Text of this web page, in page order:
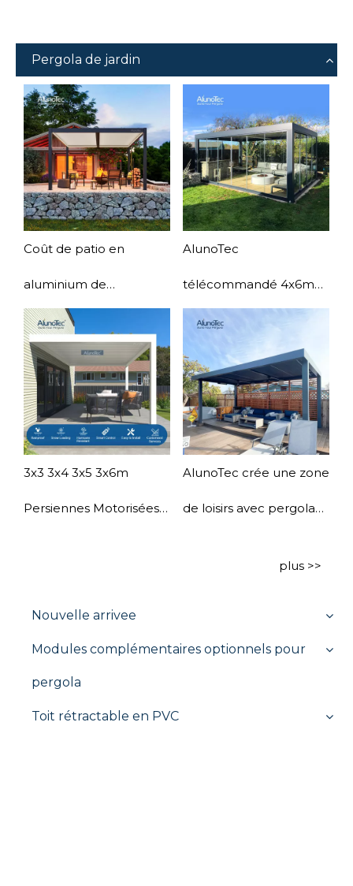
Pergola de jardin
Coût de patio en
aluminium de
belvédère de pergola
de persiennes de toit
réglables en aluminium
extérieures d'AlunoTec
AlunoTec
télécommandé 4x6m
parasols autoportants
serre villa pergola à
vendre
3x3 3x4 3x5 3x6m
Persiennes Motorisées
AlunoTec crée une zone
de loisirs avec pergola
plus >>
Nouvelle arrivee
Modules complémentaires optionnels pour
pergola
Toit rétractable en PVC